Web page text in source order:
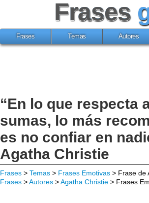
Frases
Frases Temas Autores
“En lo que respecta
sumas, lo más
es no confiar en
Agatha Christie
Frases > Temas > Frases Emotivas > Frase de
Frases >Autores >Agatha Christie > Frases